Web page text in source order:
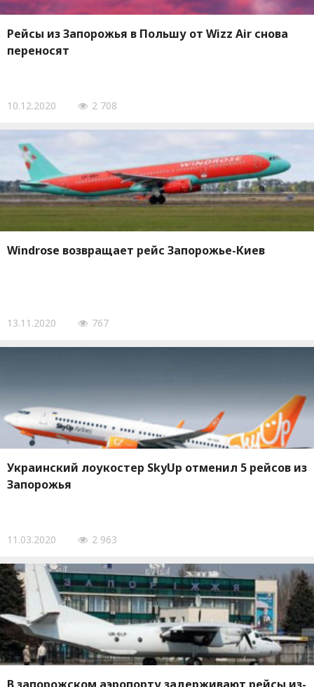
Рейсы из Запорожья в Польшу от Wizz Air снова
переносят
10.12.2020 2 708
Windrose возвращает рейс Запорожье-Киев
13.11.2020 767
Украинский лоукостер SkyUp отменил 5 рейсов из
Запорожья
11.03.2020 2 963